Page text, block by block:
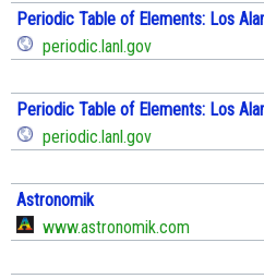
Periodic Table of Elements: Los
periodic.lanl.gov
Periodic Table of Elements: Los
periodic.lanl.gov
Astronomik
www.astronomik.com